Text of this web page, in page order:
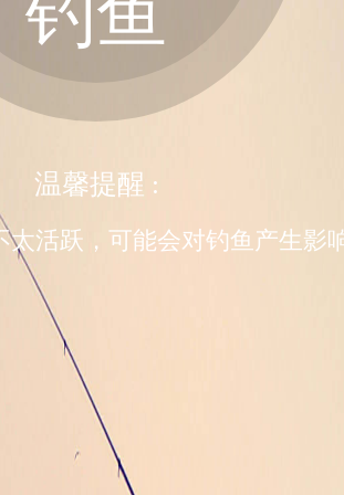
钓鱼
温馨提醒 :
太活跃，可能会对钓鱼产生影